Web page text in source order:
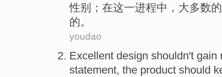
性别 ； 在这一进程中 ， 大多数
的。
youdao
Excellent design shouldn't gain
statement, the product should